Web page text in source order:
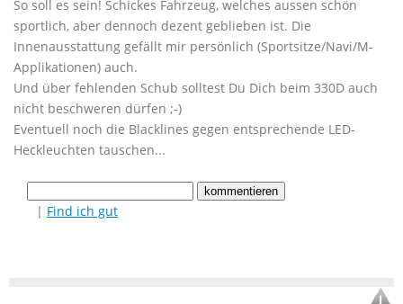
So soll es sein! Schickes Fahrzeug, welches aussen schön
sportlich, aber dennoch dezent geblieben ist. Die
Innenausstattung gefällt mir persönlich (Sportsitze/Navi/M-
Applikationen) auch.
Und über fehlenden Schub solltest Du Dich beim 330D auch
nicht beschweren dürfen ;-)
Eventuell noch die Blacklines gegen entsprechende LED-
Heckleuchten tauschen...
| Find ich gut